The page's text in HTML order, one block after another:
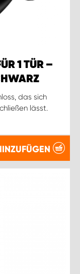
1 TÜR –
das sich
lässt.